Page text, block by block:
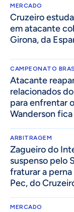
MERCADO
Cruzeiro
em atacante
Girona, da
CAMPEONATO
Atacante
relacionados
para enfrentar
Wanderson
ARBITRAGEM
Zagueiro do
suspenso pelo
fraturar a
Pec, do
MERCADO